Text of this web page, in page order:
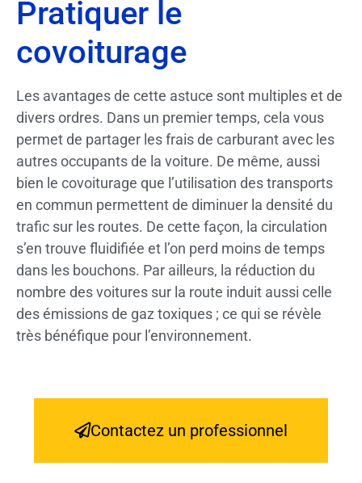
Pratiquer le
covoiturage
Les avantages de cette astuce sont multiples et de
divers ordres. Dans un premier temps, cela vous
permet de partager les frais de carburant avec les
autres occupants de la voiture. De même, aussi
bien le covoiturage que l’utilisation des transports
en commun permettent de diminuer la densité du
trafic sur les routes. De cette façon, la circulation
s’en trouve fluidifiée et l’on perd moins de temps
dans les bouchons. Par ailleurs, la réduction du
nombre des voitures sur la route induit aussi celle
des émissions de gaz toxiques ; ce qui se révèle
très bénéfique pour l’environnement.
Contactez un professionnel